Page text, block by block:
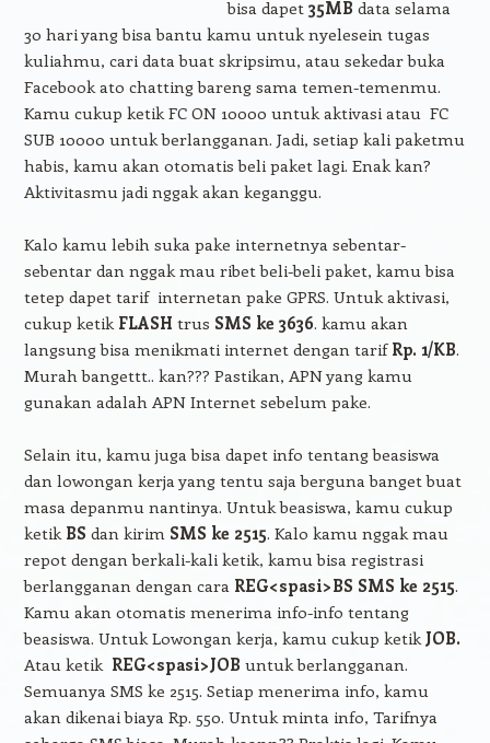
bisa dapet 35MB data selama
30 hari yang bisa bantu kamu untuk nyelesein tugas
kuliahmu, cari data buat skripsimu, atau sekedar buka
Facebook ato chatting bareng sama temen-temenmu.
Kamu cukup ketik FC ON 10000 untuk aktivasi atau FC
SUB 10000 untuk berlangganan. Jadi, setiap kali paketmu
habis, kamu akan otomatis beli paket lagi. Enak kan?
Aktivitasmu jadi nggak akan keganggu.
Kalo kamu lebih suka pake internetnya sebentar-
sebentar dan nggak mau ribet beli-beli paket, kamu bisa
tetep dapet tarif internetan pake GPRS. Untuk aktivasi,
cukup ketik FLASH trus SMS ke 3636. kamu akan
langsung bisa menikmati internet dengan tarif Rp. 1/KB.
Murah bangettt.. kan??? Pastikan, APN yang kamu
gunakan adalah APN Internet sebelum pake.
Selain itu, kamu juga bisa dapet info tentang beasiswa
dan lowongan kerja yang tentu saja berguna banget buat
masa depanmu nantinya. Untuk beasiswa, kamu cukup
ketik BS dan kirim SMS ke 2515. Kalo kamu nggak mau
repot dengan berkali-kali ketik, kamu bisa registrasi
berlangganan dengan cara REG<spasi>BS SMS ke 2515.
Kamu akan otomatis menerima info-info tentang
beasiswa. Untuk Lowongan kerja, kamu cukup ketik JOB.
Atau ketik REG<spasi>JOB untuk berlangganan.
Semuanya SMS ke 2515. Setiap menerima info, kamu
akan dikenai biaya Rp. 550. Untuk minta info, Tarifnya